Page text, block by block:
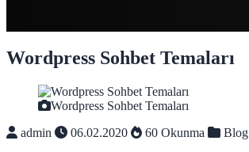
Wordpress Sohbet Temaları
Wordpress Sohbet Temaları
admin
06.02.2020 60 Okunma
Blog